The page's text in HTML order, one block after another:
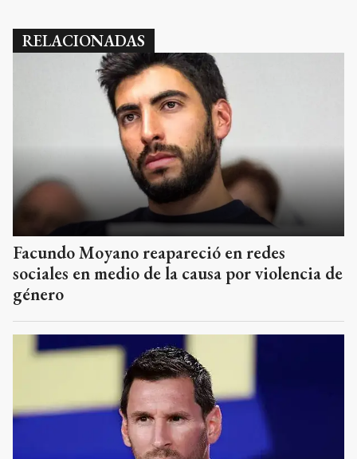
RELACIONADAS
Facundo Moyano reapareció en redes
sociales en medio de la causa por violencia de
género